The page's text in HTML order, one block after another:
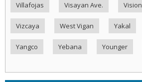
Villafojas Visayan Ave. Vision
Vizcaya West Vigan Yakal
Yangco Yebana Younger